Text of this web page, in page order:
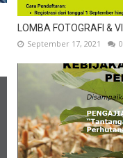
LOMBA FOTOGRAFI &
September 17, 2021 0